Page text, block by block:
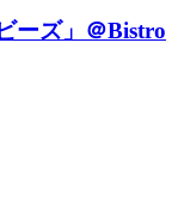
ーズ」＠Bistro